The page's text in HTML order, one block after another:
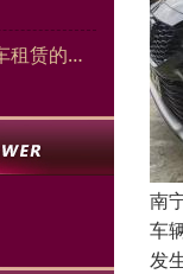
在广西，包车旅游/自驾游选择城玮汽车租赁的三大理由
南
车
发